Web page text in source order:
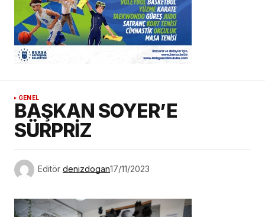
GENEL
BAŞKAN SOYER’E
SÜRPRİZ
Editör denizdogan17/11/2023